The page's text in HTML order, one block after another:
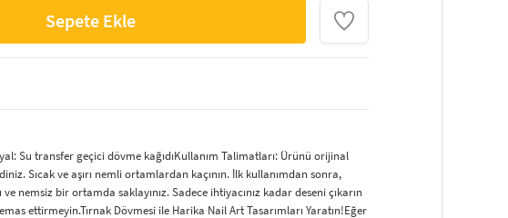
Sepete Ekle
Su transfer geçici dövme kağıdıKullanım Talimatları: Ürünü orijinal
Sıcak ve aşırı nemli ortamlardan kaçının. İlk kullanımdan sonra,
nemsiz bir ortamda saklayınız. Sadece ihtiyacınız kadar deseni çıkarın
ettirmeyin.Tırnak Dövmesi ile Harika Nail Art Tasarımları Yaratın!Eğer